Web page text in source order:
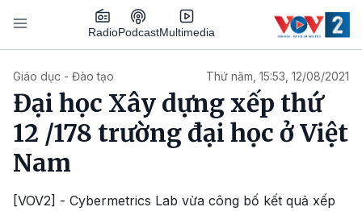
Nhảy đến nội dung
RadioPodcastMultimedia
Giáo dục - Đào tạo Thứ năm, 15:53, 12/08/2021
Đại học Xây dựng xếp thứ
12 /178 trường đại học ở Việt
Nam
[VOV2] - Cybermetrics Lab vừa công bố kết quả xếp